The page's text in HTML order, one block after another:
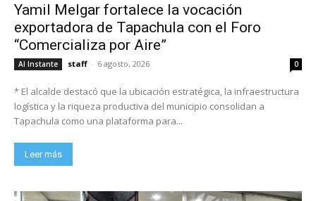
Yamil Melgar fortalece la vocación
exportadora de Tapachula con el Foro
“Comercializa por Aire”
Al Instante staff - 6 agosto, 2026 0
* El alcalde destacó que la ubicación estratégica, la infraestructura
logística y la riqueza productiva del municipio consolidan a
Tapachula como una plataforma para...
Leer más